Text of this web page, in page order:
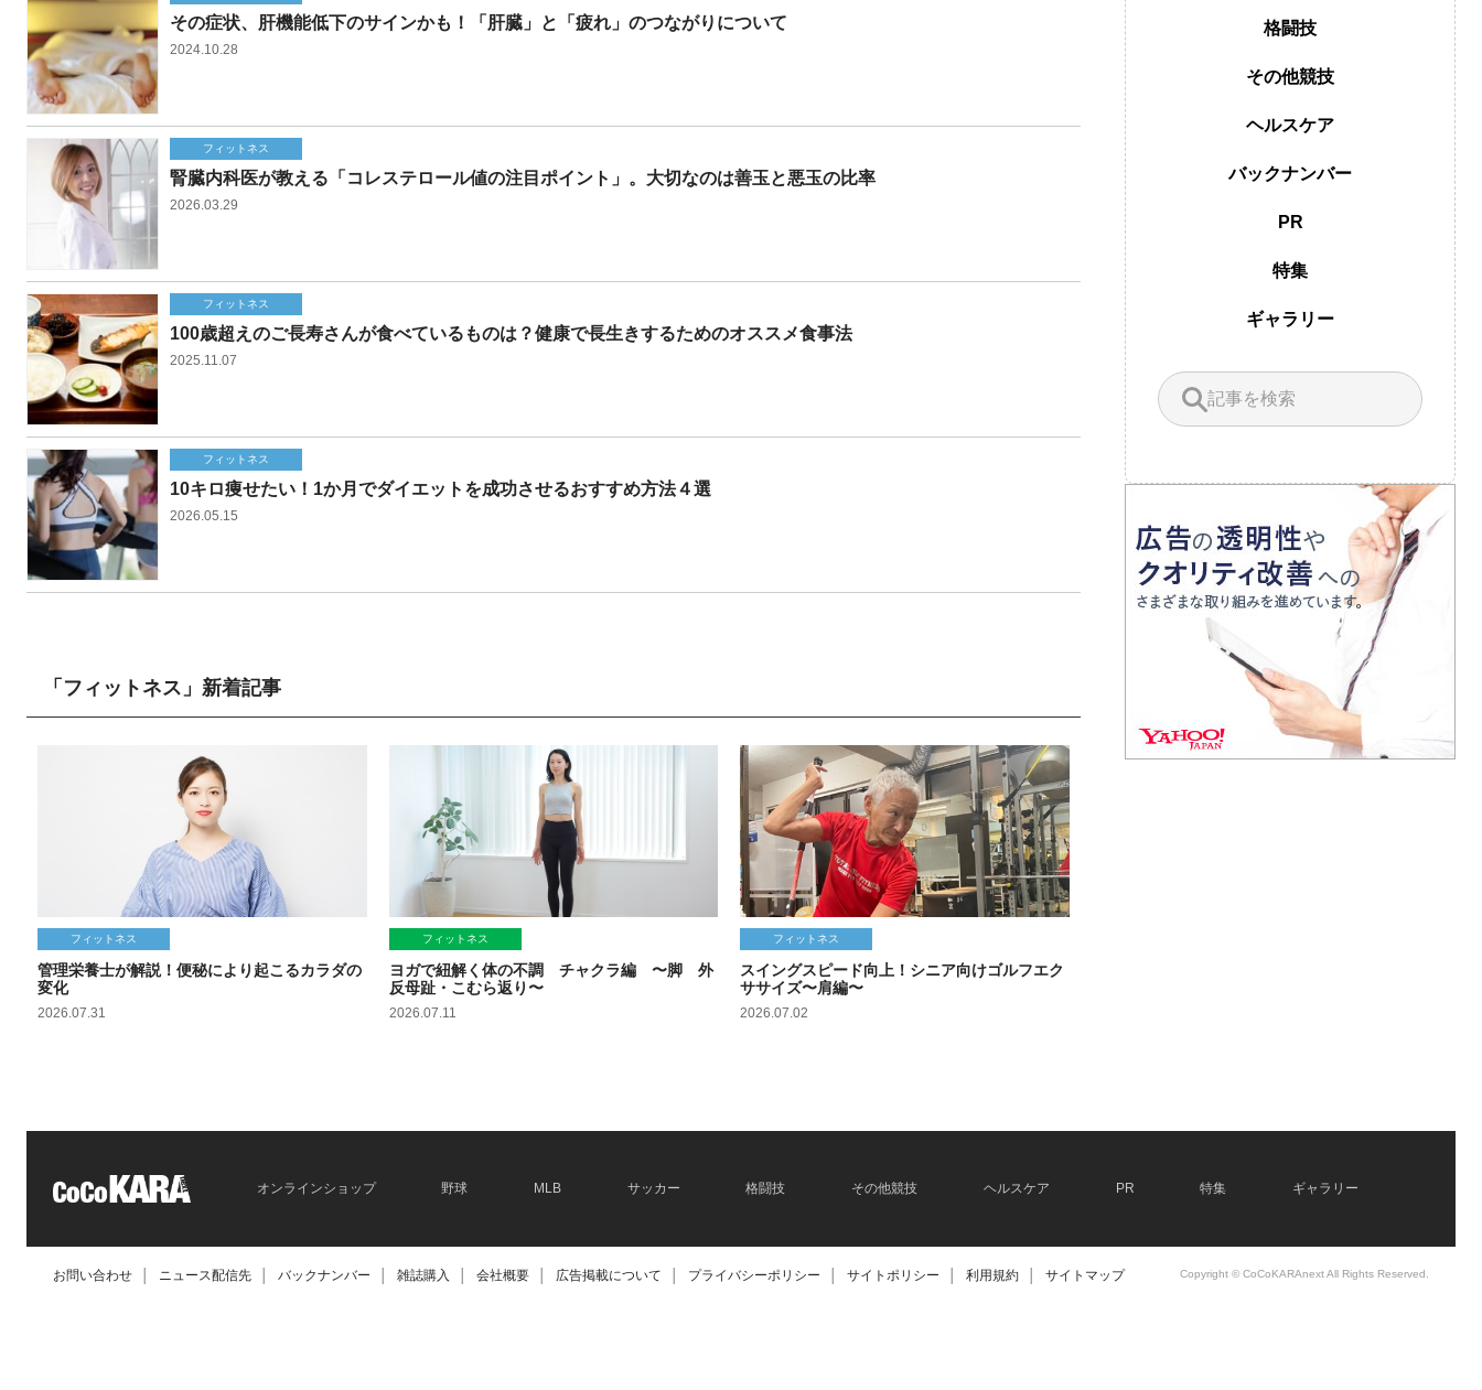
その症状、肝機能低下のサインかも！「肝臓」と「疲れ」のつながりについて
2024.10.28
フィットネス
腎臓内科医が教える「コレステロール値の注目ポイント」。大切なのは善玉と悪玉の比率
2026.03.29
フィットネス
100歳超えのご長寿さんが食べているものは？健康で長生きするためのオススメ食事法
2025.11.07
フィットネス
10キロ痩せたい！1か月でダイエットを成功させるおすすめ方法４選
2026.05.15
「フィットネス」新着記事
フィットネス
管理栄養士が解説！便秘により起こるカラダの
変化
2026.07.31
フィットネス
ヨガで紐解く体の不調 チャクラ編 〜脚 外
反母趾・こむら返り〜
2026.07.11
フィットネス
スイングスピード向上！シニア向けゴルフエク
ササイズ〜肩編〜
2026.07.02
格闘技
その他競技
ヘルスケア
バックナンバー
PR
特集
ギャラリー
オンラインショップ 野球 MLB サッカー 格闘技 その他競技 ヘルスケア PR 特集 ギャラリー
お問い合わせ ニュース配信先 バックナンバー 雑誌購入 会社概要 広告掲載について プライバシーポリシー サイトポリシー 利用規約 サイトマップ Copyright © CoCoKARAnext All Rights Reserved.